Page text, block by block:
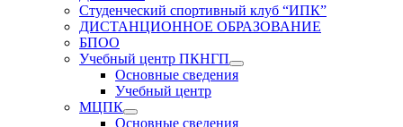
Студенческий спортивный клуб “ИПК”
ДИСТАНЦИОННОЕ ОБРАЗОВАНИЕ
БПОО
Учебный центр ПКНГП
Show
sub
Основные сведения
Учебный центр
МЦПК
Show
Основные сведения